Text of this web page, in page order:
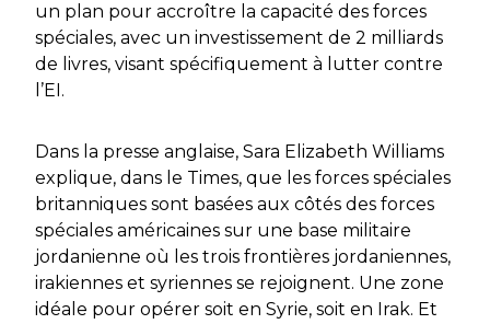
un plan pour accroître la capacité des forces
spéciales, avec un investissement de 2 milliards
de livres, visant spécifiquement à lutter contre
l’EI.
Dans la presse anglaise, Sara Elizabeth Williams
explique, dans le Times, que les forces spéciales
britanniques sont basées aux côtés des forces
spéciales américaines sur une base militaire
jordanienne où les trois frontières jordaniennes,
irakiennes et syriennes se rejoignent. Une zone
idéale pour opérer soit en Syrie, soit en Irak. Et